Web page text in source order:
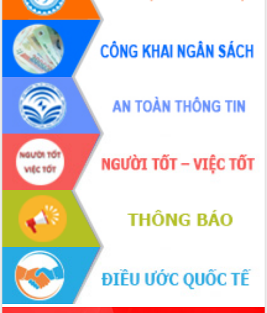
Phát động hai phong trào thi đua quan
trọng trong kỷ nguyên mới
Hội nghị lần thứ tư Ban Chỉ đạo công
tác bầu cử tỉnh Đắk Lắk
Hội nghị Báo cáo viên Trung ương
tháng 01/2026
Phó Thủ tướng Hồ Quốc Dũng đánh giá
cao kết quả Chiến dịch Quang Trung
tại Đắk Lắk
Hội nghị Ban Chấp hành Đảng bộ tỉnh
Đắk Lắk lần thứ 2 (mở rộng)
Tập trung giải phóng mặt bằng, đẩy
nhanh tiến độ Tuyến đường bộ ven
biển
Gỡ khó, khởi công xây dựng, sửa chữa
toàn bộ nhà ở cho hộ dân đúng tiến độ
đề ra
UBND tỉnh Đắk Lắk tổng kết công tác
quốc phòng, quân sự địa phương năm
2025
Tập trung triển khai quyết liệt, đồng bộ
các giải pháp nhằm thực hiện hiệu quả
các nhiệm vụ đề ra năm 2025
Phát huy vai trò của người có uy tín